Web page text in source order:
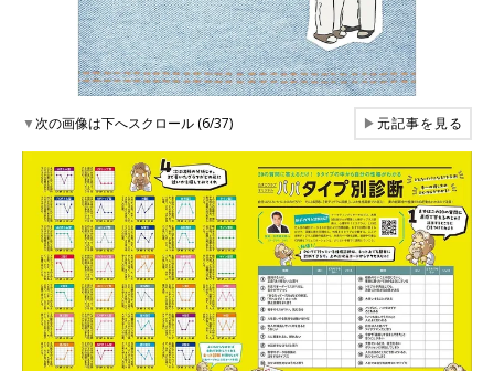
▼次の画像は下へスクロール (6/37) ▶元記事を見る